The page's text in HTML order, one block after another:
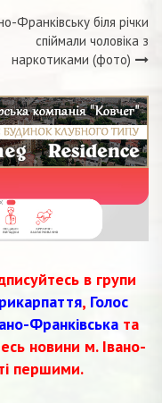
Франківську біля річки
спіймали чоловіка з
наркотиками (фото)
в групи
, Голос
Франківськата
новини м. Івано-
першими.